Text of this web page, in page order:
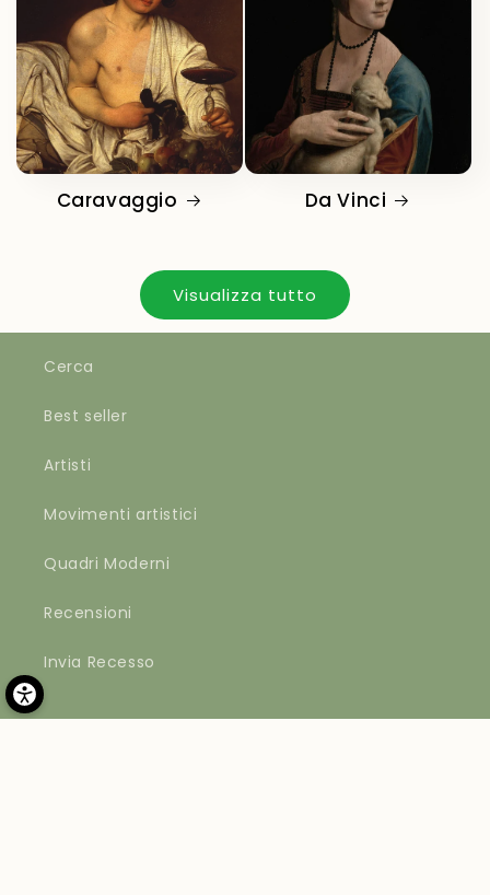
Caravaggio Da Vinci
Visualizza tutto
Cerca
Best seller
Artisti
Movimenti artistici
Quadri Moderni
Recensioni
Invia Recesso